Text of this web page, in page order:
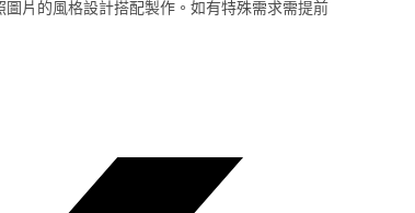
片的風格設計搭配製作。如有特殊需求需提前